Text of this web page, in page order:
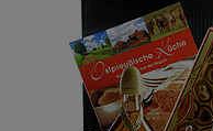
Danzig